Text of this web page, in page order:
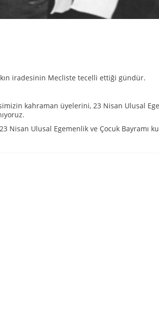
iradesinin Mecliste tecelli ettiği gündür.
kahraman üyelerini, 23 Nisan Ulusal
Nisan Ulusal Egemenlik ve Çocuk Bayramı